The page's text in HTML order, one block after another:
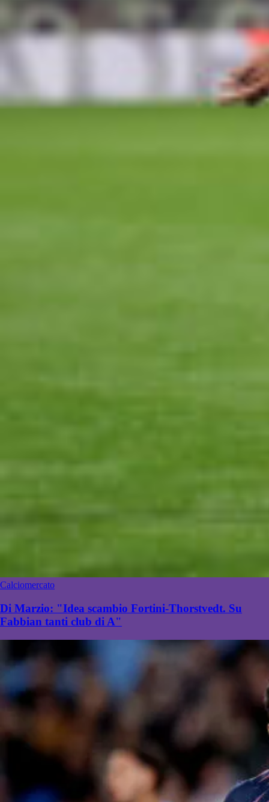
Calciomercato
Di Marzio: "Idea scambio Fortini-Thorstvedt. Su
Fabbian tanti club di A"